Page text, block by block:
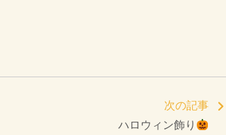
次の記事
ハロウィン飾り